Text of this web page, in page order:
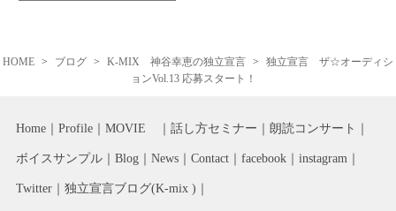
HOME ブログ K-MIX 神谷幸恵の独立宣言
独立宣言 ザ☆オーディシ
ョンVol.13 応募スタート！
Home Profile MOVIE 話し方セミナー 朗読コンサート
ボイスサンプル Blog News Contact facebook instagram
Twitter 独立宣言ブログ(K-mix )